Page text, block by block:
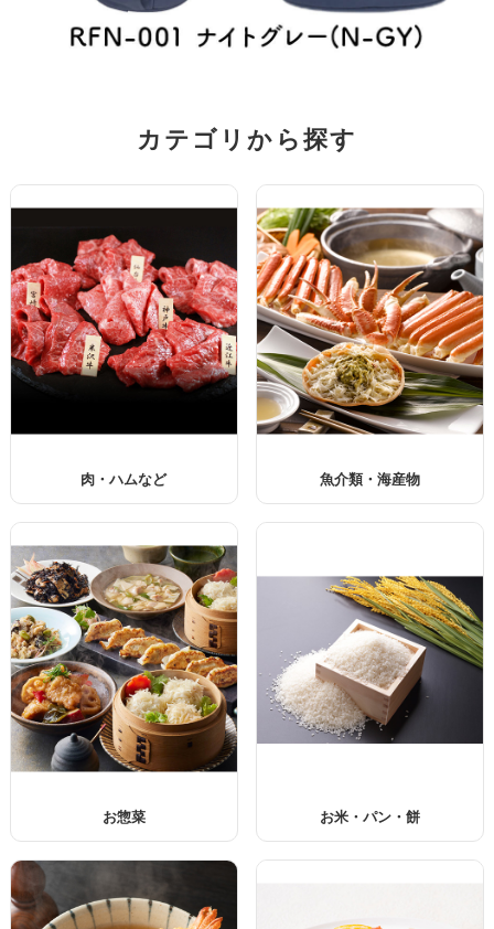
カテゴリから探す
肉・ハムなど 魚介類・海産物
お惣菜 お米・パン・餅